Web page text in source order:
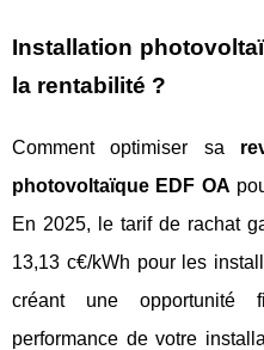
Installation
la rentabilité ?
Comment optimiser sa
photovoltaïque EDF OA
En 2025, le tarif de rachat
13,13 c€/kWh pour les
créant une opportunité
performance de votre